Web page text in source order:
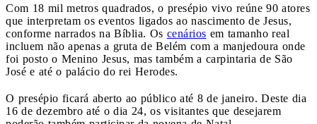
Com 18 mil metros quadrados, o presépio vivo reúne 90 atores
que interpretam os eventos ligados ao nascimento de Jesus,
conforme narrados na Bíblia. Os cenários em tamanho real
incluem não apenas a gruta de Belém com a manjedoura onde
foi posto o Menino Jesus, mas também a carpintaria de São
José e até o palácio do rei Herodes.
O presépio ficará aberto ao público até 8 de janeiro. Deste dia
16 de dezembro até o dia 24, os visitantes que desejarem